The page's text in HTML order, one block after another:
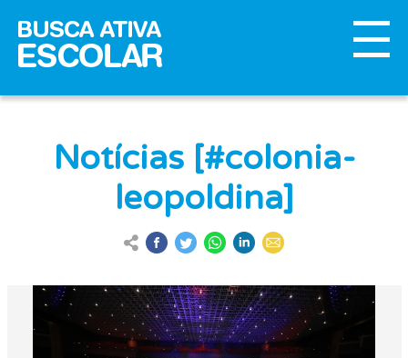
Notícias [#colonia-
leopoldina]